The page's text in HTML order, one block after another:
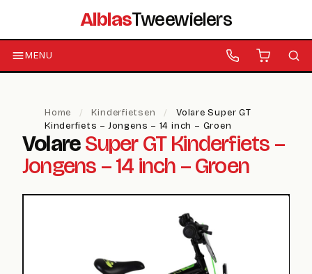
AlblasTweewielers
MENU
Home / Kinderfietsen /
Volare Super GT
Kinderfiets – Jongens – 14 inch – Groen
VolareSuper GT Kinderfiets –
Jongens – 14 inch – Groen